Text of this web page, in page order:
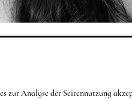
zur Analyse der Seitennutzung